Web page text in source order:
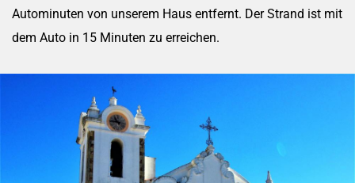
Autominuten von unserem Haus entfernt. Der Strand ist mit
dem Auto in 15 Minuten zu erreichen.